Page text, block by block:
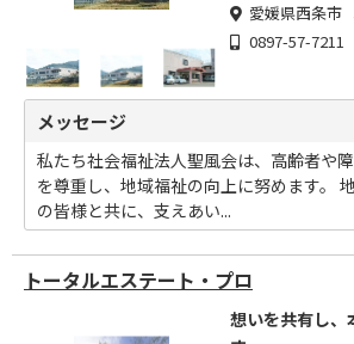
愛媛県西条市
0897-57-7211
メッセージ
私たち社会福祉法人聖風会は、高齢者や
を尊重し、地域福祉の向上に努めます。
の皆様と共に、支えあい...
トータルエステート・プロ
想いを共有し、